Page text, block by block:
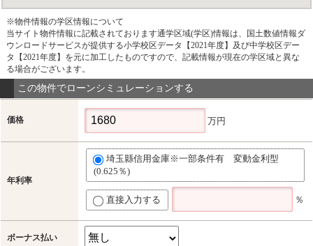
※物件情報の学区情報について
当サイト物件情報に記載されております通学区域(学区)情報は、国土数値情報ダ
ウンロードサービスが提供する小学校区データ【2021年度】及び中学校区デー
タ【2021年度】を元に加工したものですので、記載情報が現在の学区域と異な
る場合がございます。
この物件でローンシミュレーションする
価格 万円
年利率
埼玉縣信用金庫※一部条件有 変動金利型
(0.625％)
直接入力する ％
ボーナス払い